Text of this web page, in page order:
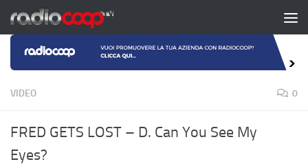
Salta al contenuto
VIDEO 0
FRED GETS LOST – D. Can You See My
Eyes?